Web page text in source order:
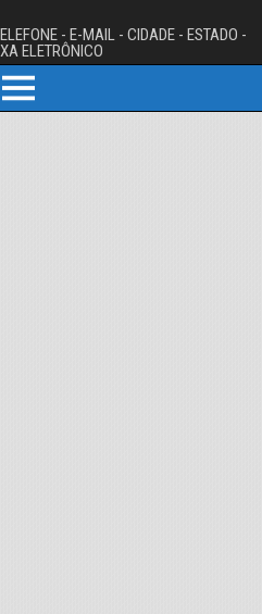
- E-MAIL - CIDADE - ESTADO -
ELETRÔNICO